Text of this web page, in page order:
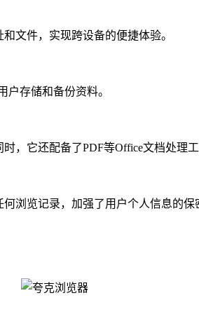
文件，实现跨设备的便捷体验。
存储和备份资料。
它还配备了PDF等Office文档处理
览记录，加强了用户个人信息的保